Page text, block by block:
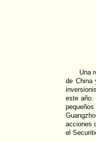
Una
de China
este año.
acciones
el